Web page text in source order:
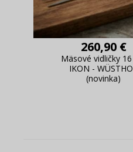
260,90 €
Mäsové vidličky
IKON -
(novinka)